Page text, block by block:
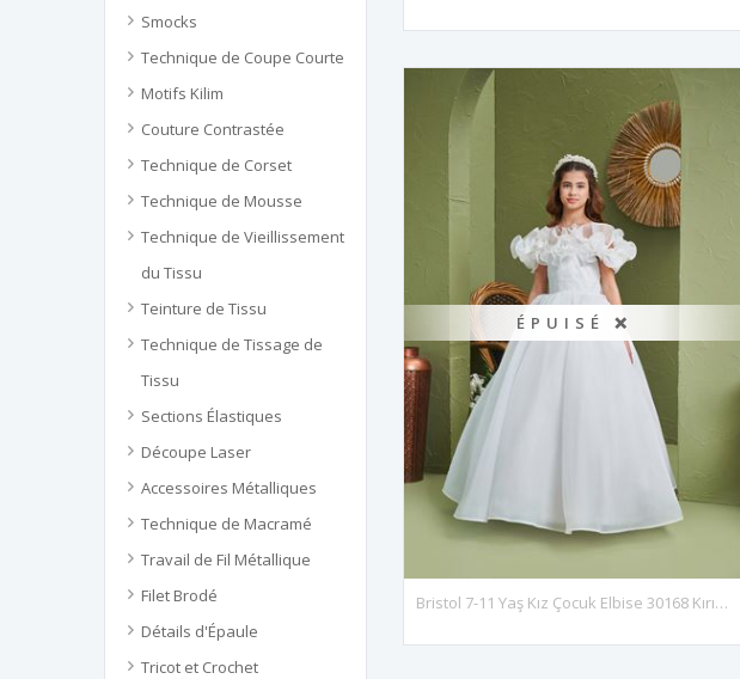
Smocks
Technique de Coupe Courte
Motifs Kilim
Couture Contrastée
Technique de Corset
Technique de Mousse
Technique de Vieillissement
du Tissu
Teinture de Tissu
Technique de Tissage de
Tissu
Sections Élastiques
Découpe Laser
Accessoires Métalliques
Technique de Macramé
Travail de Fil Métallique
Filet Brodé
Détails d'Épaule
Tricot et Crochet
ÉPUISÉ ❌
Bristol 7-11 Yaş Kız Çocuk Elbise 30168 Kırık Beyaz